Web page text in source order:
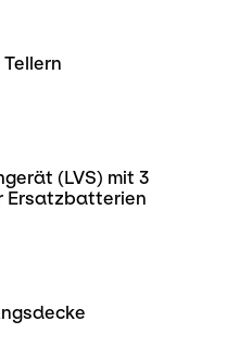
(LVS) mit 3
Ersatzbatterien